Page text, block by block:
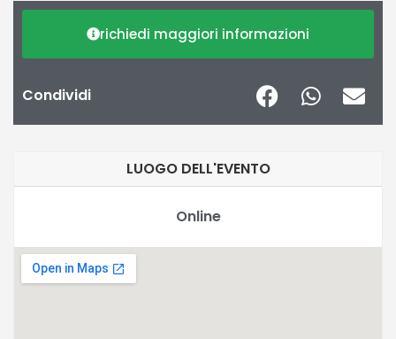
richiedi maggiori informazioni
Condividi
LUOGO DELL'EVENTO
Online